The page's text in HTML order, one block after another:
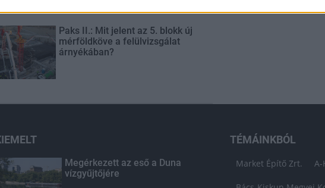
Paks II.: Mit jelent az 5. blokk új
mérföldköve a felülvizsgálat
árnyékában?
Megérkezett az eső a Duna
vízgyűjtőjére
TÉMÁINKBÓL
Market Építő Zrt.